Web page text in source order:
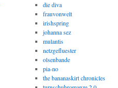
die diva
frauvonwelt
irishspring
johanna sez
mulantis
netzgefluester
olsenbande
pia-no
the bananaskirt chronicles